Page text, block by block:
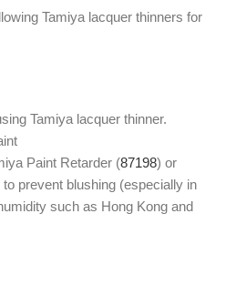
Tamiya lacquer thinners for
Tamiya lacquer thinner.
Paint Retarder (87198) or
to prevent blushing (especially in
such as Hong Kong and